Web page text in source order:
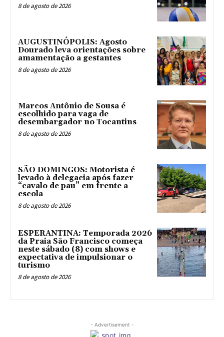
8 de agosto de 2026
AUGUSTINÓPOLIS: Agosto
Dourado leva orientações sobre
amamentação a gestantes
8 de agosto de 2026
Marcos Antônio de Sousa é
escolhido para vaga de
desembargador no Tocantins
8 de agosto de 2026
SÃO DOMINGOS: Motorista é
levado à delegacia após fazer
“cavalo de pau” em frente a
escola
8 de agosto de 2026
ESPERANTINA: Temporada 2026
da Praia São Francisco começa
neste sábado (8) com shows e
expectativa de impulsionar o
turismo
8 de agosto de 2026
- Advertisement -